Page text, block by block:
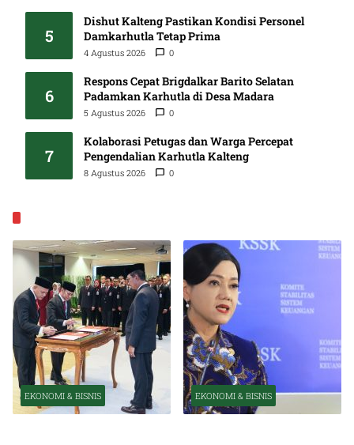
5
Dishut Kalteng Pastikan Kondisi Personel
Damkarhutla Tetap Prima
4 Agustus 2026 0
6
Respons Cepat Brigdalkar Barito Selatan
Padamkan Karhutla di Desa Madara
5 Agustus 2026 0
7
Kolaborasi Petugas dan Warga Percepat
Pengendalian Karhutla Kalteng
8 Agustus 2026 0
EKONOMI & BISNIS EKONOMI & BISNIS